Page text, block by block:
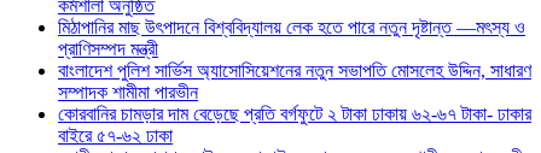
কর্মশালা অনুষ্ঠিত
মিঠাপানির মাছ উৎপাদনে বিশ্ববিদ্যালয় লেক হতে পারে নতুন দৃষ্টান্ত —মৎস্য ও
প্রাণিসম্পদ মন্ত্রী
বাংলাদেশ পুলিশ সার্ভিস অ্যাসোসিয়েশনের নতুন সভাপতি মোসলেহ উদ্দিন, সাধারণ
সম্পাদক শামীমা পারভীন
কোরবানির চামড়ার দাম বেড়েছে প্রতি বর্গফুটে ২ টাকা ঢাকায় ৬২-৬৭ টাকা- ঢাকার
বাইরে ৫৭-৬২ ঢাকা